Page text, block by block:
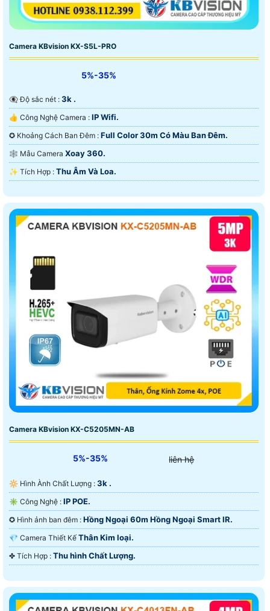
Camera KBvision KX-S5L-PRO
5%-35%
👁️‍🗨 Độ sắc nét : 3k .
👍 Công Nghệ Camera : IP Wifi.
✪ Khoảng Cách Ban Đêm : Full Color 30m Có Màu Ban Ðêm.
🕸️ Mẫu Camera Xoay 360.
️✨ Tích Hợp : Thu Âm Và Loa.
Camera KBvision KX-C5205MN-AB
5%-35% liên hệ
🔆 Hình Ành Chất Lượng : 3k .
✳️ Công Nghệ : IP POE.
✪ Hình ảnh ban đêm : Hồng Ngoại 60m Hồng Ngoại Smart IR.
💎 Camera Thiết Kế Thân Kim loại.
️✤ Tích Hợp : Thu hình Chất Lượng.